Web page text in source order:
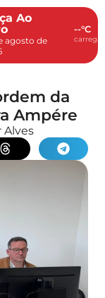
Ao
agosto de
--°C
da
Ampére
Alves